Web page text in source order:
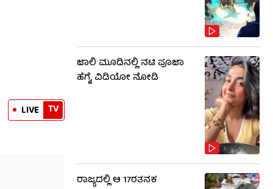
LIVE TV
ಜಾಲಿ ಮೂಡಿನಲ್ಲಿ ನಟಿ ಪೂಜಾ
ಹೆಗ್ಡೆ, ವಿಡಿಯೋ ನೋಡಿ
ರಾಜ್ಯದಲ್ಲಿ ಆ 17ರತನಕ